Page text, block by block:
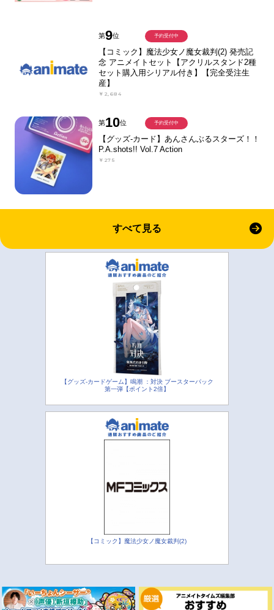
第9位
【コミック】魔法少女ノ魔女裁判(2) 発売記
念 アニメイトセット【アクリルスタンド2種
セット購入用シリアル付き】【完全受注生
産】
￥2,684
予約受付中
第10位
【グッズ-カード】あんさんぶるスターズ！！
P.A.shots!! Vol.7 Action
￥275
予約受付中
すべて見る
【グッズ-カードゲーム】鳴潮 ：対決 ブースターパック
第一弾【ポイント2倍】
【コミック】魔法少女ノ魔女裁判(2)